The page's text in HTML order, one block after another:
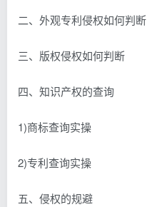
二、外观专利侵权如何判断
三、版权侵权如何判断
四、知识产权的查询
1)商标查询实操
2)专利查询实操
五、侵权的规避